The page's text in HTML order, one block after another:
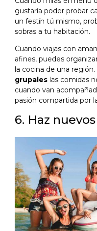
gustaría poder probar
un festín tú mismo,
sobras a tu habitación.
Cuando viajas con
afines, puedes
la cocina de una
grupales las comidas
cuando van
pasión compartida por
6. Haz